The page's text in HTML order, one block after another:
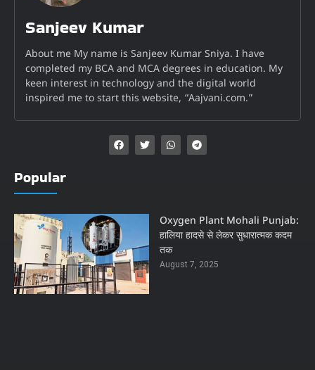
Sanjeev Kumar
About me My name is Sanjeev Kumar Sniya. I have
completed my BCA and MCA degrees in education. My
keen interest in technology and the digital world
inspired me to start this website, “Aajvani.com.”
Popular
Oxygen Plant Mohali Punjab:
हालिया हादसे से लेकर सुधारात्मक कदम
तक
August 7, 2025